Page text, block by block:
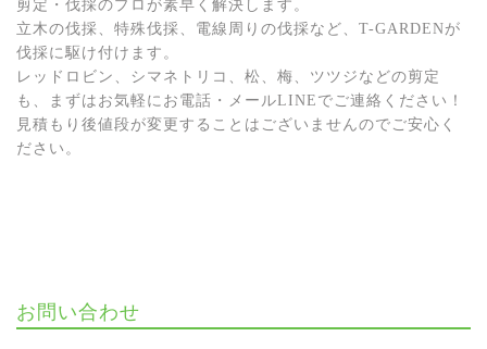
剪定・伐採のプロが素早く解決します。
立木の伐採、特殊伐採、電線周りの伐採など、T-GARDENが
伐採に駆け付けます。
レッドロビン、シマネトリコ、松、梅、ツツジなどの剪定
も、まずはお気軽にお電話・メールLINEでご連絡ください！
見積もり後値段が変更することはございませんのでご安心く
ださい。
お問い合わせ